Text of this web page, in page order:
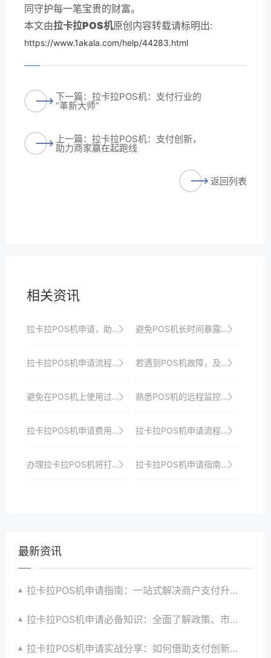
同守护每一笔宝贵的财富。
本文由拉卡拉POS机原创内容转载请标明出:
https://www.1akala.com/help/44283.html
下一篇：拉卡拉POS机：支付行业的
“革新大师”
上一篇：拉卡拉POS机：支付创新，
助力商家赢在起跑线
返回列表
相关资讯
拉卡拉POS机申请，助力商户实现支付创新与升级 避免POS机长时间暴露在直射阳光下，以防屏幕老化。
拉卡拉POS机申请流程及使用注意事项详解 若遇到POS机故障，及时联系客服寻求帮助。
避免在POS机上使用过于复杂的支付流程，影响客户体验。 熟悉POS机的远程监控功能，以便实时了解设备状态。
拉卡拉POS机申请费用及优惠政策全攻略 拉卡拉POS机申请流程及使用注意事项详解
办理拉卡拉POS机将打造高效便捷安全的收银系统以提升商家收银效率、品牌形象与顾客支付体验并引领支付行业创新发展 拉卡拉POS机申请指南：从申请到使用的全周期管理
最新资讯
拉卡拉POS机申请指南：一站式解决商户支付升级、智能化与创新需求
拉卡拉POS机申请必备知识：全面了解政策、市场、技术与创新趋势
拉卡拉POS机申请实战分享：如何借助支付创新技术提升商户运营效益与效率